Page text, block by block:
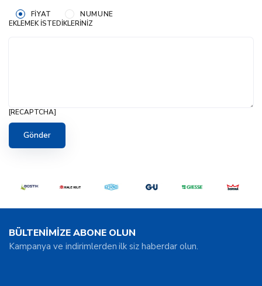
FIYAT
NUMUNE
EKLEMEK İSTEDIKLERINIZ
[RECAPTCHA]
BÜLTENİMİZE ABONE OLUN
Kampanya ve indirimlerden ilk siz haberdar olun.